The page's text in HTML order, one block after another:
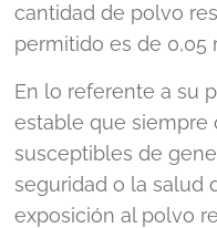
cantidad de polvo
permitido es de 0,05
En lo referente a su
estable que siempre
susceptibles de
seguridad o la salud
exposición al polvo